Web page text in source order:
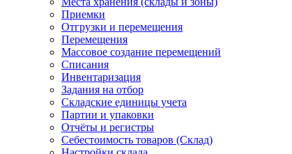
Приемки
Отгрузки и перемещения
Перемещения
Массовое создание перемещений
Списания
Инвентаризация
Задания на отбор
Складские единицы учета
Партии и упаковки
Отчёты и регистры
Себестоимость товаров (Склад)